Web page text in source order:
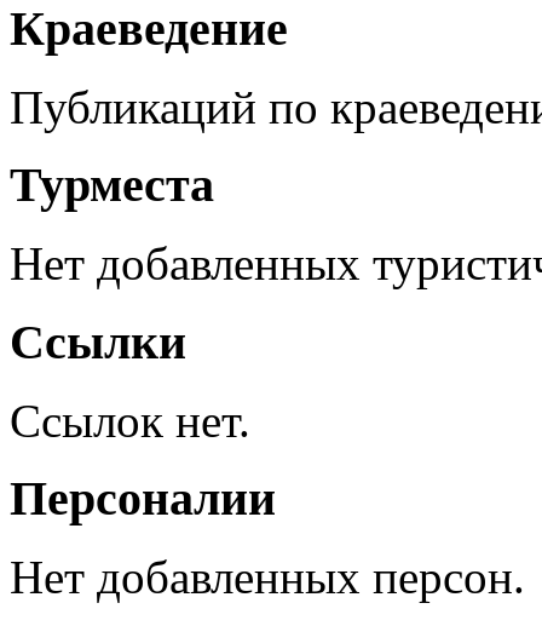
Краеведение
Публикаций по
Турместа
Нет добавленных
Ссылки
Ссылок нет.
Персоналии
Нет добавленных персон.